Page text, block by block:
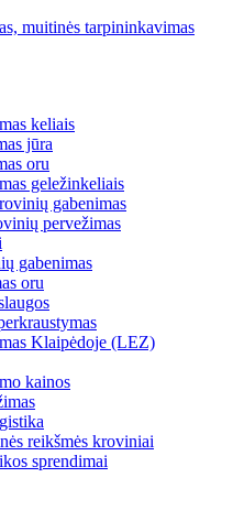
keliais
jūra
oru
geležinkeliais
gabenimas
pervežimas
gabenimas
oru
Klaipėdoje (LEZ)
kainos
reikšmės kroviniai
sprendimai